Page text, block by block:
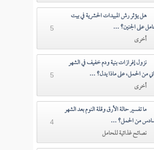
هل يؤثر رش المبيدات الحشرية في بيت
على الجنين؟ ...
أخرى
5
نزول إفرازات بنية ودم خفيف في الشهر
من الحمل، على ماذا يدل؟ ...
أخرى
5
ما تفسير حالة الأرق وقلة النوم بعد الشهر
من الحمل؟ ...
نصائح غذائية للحامل
4